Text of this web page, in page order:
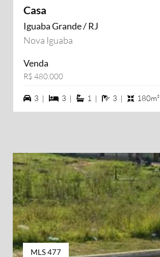
Casa
Iguaba Grande / RJ
Nova Iguaba
Venda
R$ 480.000
3 vagas na garagem
3 | 3 dormiórios
3 | 1 suítes
1 | 3 banheiros
3 | 180m²
MLS 477